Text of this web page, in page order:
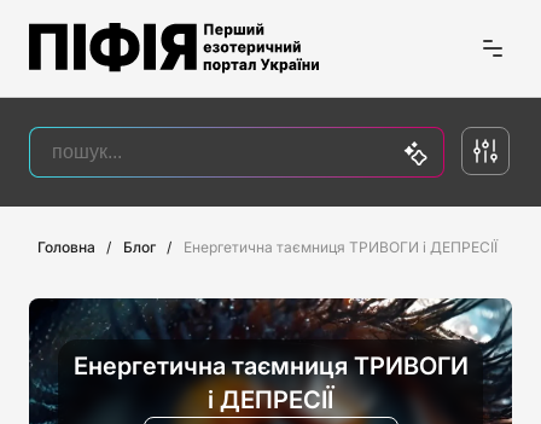
Головна Блог Енергетична таємниця ТРИВОГИ і ДЕПРЕСІЇ
Енергетична таємниця ТРИВОГИ
і ДЕПРЕСІЇ